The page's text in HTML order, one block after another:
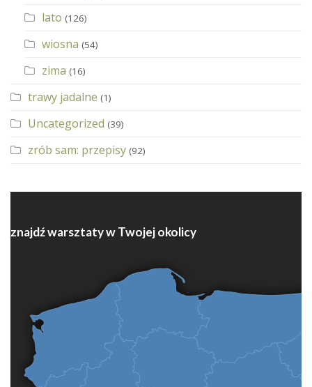
lato (126)
wiosna (54)
zima (16)
trawy jadalne (1)
Uncategorized (39)
zrób sam: przepisy (92)
znajdź warsztaty w Twojej okolicy